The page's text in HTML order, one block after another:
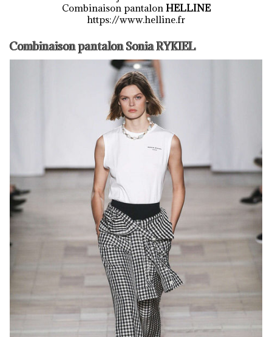
Combinaison pantalon HELLINE
https://www.helline.fr
Combinaison pantalon Sonia RYKIEL